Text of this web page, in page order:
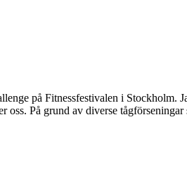
på Fitnessfestivalen i Stockholm.
oss. På grund av diverse